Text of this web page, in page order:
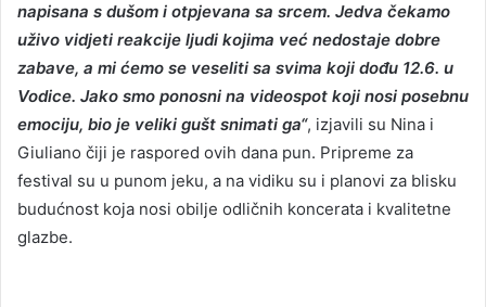
napisana s dušom i otpjevana sa srcem. Jedva čekamo
uživo vidjeti reakcije ljudi kojima već nedostaje dobre
zabave, a mi ćemo se veseliti sa svima koji dođu 12.6. u
Vodice. Jako smo ponosni na videospot koji nosi posebnu
emociju, bio je veliki gušt snimati ga“, izjavili su Nina i
Giuliano čiji je raspored ovih dana pun. Pripreme za
festival su u punom jeku, a na vidiku su i planovi za blisku
budućnost koja nosi obilje odličnih koncerata i kvalitetne
glazbe.